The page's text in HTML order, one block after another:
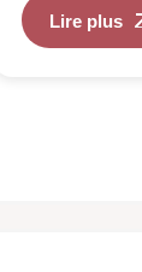
Lire plus